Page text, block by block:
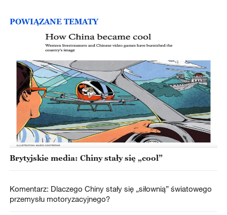
POWIĄZANE TEMATY
Brytyjskie media: Chiny stały się „cool”
Komentarz: Dlaczego Chiny stały się „siłownią” światowego
przemysłu motoryzacyjnego?